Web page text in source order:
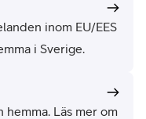
inom EU/EES
i Sverige.
Läs mer om